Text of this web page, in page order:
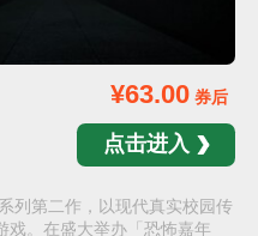
¥63.00券后
点击进入
列第二作，以现代真实校园传
戏。在盛大举办「恐怖嘉年